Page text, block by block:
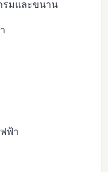
รมและขนาน
ฟ้า